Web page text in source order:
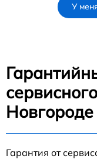
У
Новгороде
Гарантия от